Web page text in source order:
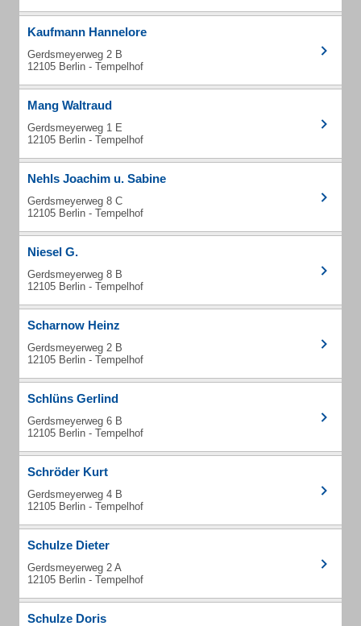
Kaufmann Hannelore
Gerdsmeyerweg 2 B
12105 Berlin - Tempelhof
Mang Waltraud
Gerdsmeyerweg 1 E
12105 Berlin - Tempelhof
Nehls Joachim u. Sabine
Gerdsmeyerweg 8 C
12105 Berlin - Tempelhof
Niesel G.
Gerdsmeyerweg 8 B
12105 Berlin - Tempelhof
Scharnow Heinz
Gerdsmeyerweg 2 B
12105 Berlin - Tempelhof
Schlüns Gerlind
Gerdsmeyerweg 6 B
12105 Berlin - Tempelhof
Schröder Kurt
Gerdsmeyerweg 4 B
12105 Berlin - Tempelhof
Schulze Dieter
Gerdsmeyerweg 2 A
12105 Berlin - Tempelhof
Schulze Doris